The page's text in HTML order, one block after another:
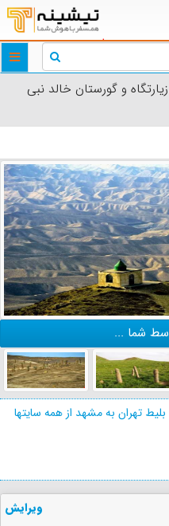
و گورستان خالد نبی
شما ...
تهران به مشهد از همه سایتها
ویرایش